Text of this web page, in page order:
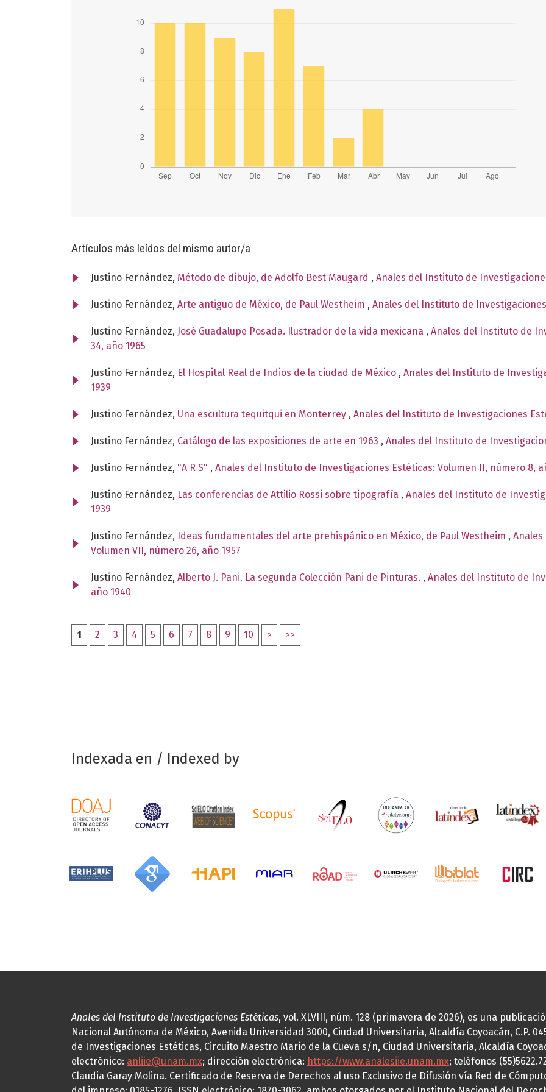
Artículos más leídos del mismo autor/a
Justino Fernández, Método de dibujo, de Adolfo Best Maugard , Anales del Instituto de
Justino Fernández, Arte antiguo de México, de Paul Westheim , Anales del Instituto de
Justino Fernández, José Guadalupe Posada. Ilustrador de la vida mexicana , Anales del Instituto de
34, año 1965
Justino Fernández, El Hospital Real de Indios de la ciudad de México , Anales del Instituto de
1939
Justino Fernández, Una escultura tequitqui en Monterrey , Anales del Instituto de Investigaciones
Justino Fernández, Catálogo de las exposiciones de arte en 1963 , Anales del Instituto de
Justino Fernández, "A R S" , Anales del Instituto de Investigaciones Estéticas: Volumen II, número 8,
Justino Fernández, Las conferencias de Attilio Rossi sobre tipografía , Anales del Instituto de
1939
Justino Fernández, Ideas fundamentales del arte prehispánico en México, de Paul Westheim ,
Volumen VII, número 26, año 1957
Justino Fernández, Alberto J. Pani. La segunda Colección Pani de Pinturas. , Anales del Instituto de
año 1940
1 2 3 4 5 6 7 8 9 10 > >>
Indexada en / Indexed by
Anales del Instituto de Investigaciones Estéticas, vol. XLVIII, núm. 128 (primavera de 2026), es una
Nacional Autónoma de México, Avenida Universidad 3000, Ciudad Universitaria, Alcaldía Coyoacán, C.P.
de Investigaciones Estéticas, Circuito Maestro Mario de la Cueva s/n, Ciudad Universitaria, Alcaldía
electrónico: anliie@unam.mx; dirección electrónica: https://www.analesiie.unam.mx; teléfonos
Claudia Garay Molina. Certificado de Reserva de Derechos al uso Exclusivo de Difusión vía Red de